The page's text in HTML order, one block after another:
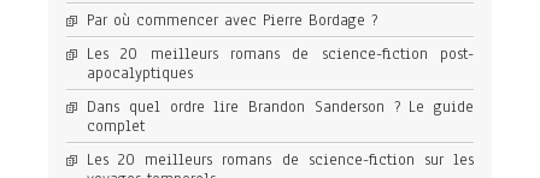
Par où commencer avec Pierre Bordage ?
Les 20 meilleurs romans de science-fiction post-
apocalyptiques
Dans quel ordre lire Brandon Sanderson ? Le guide
complet
Les 20 meilleurs romans de science-fiction sur les